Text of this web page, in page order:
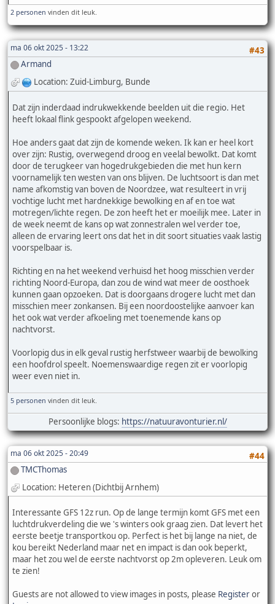
2 personen vinden dit leuk.
ma 06 okt 2025 - 13:22
#43
Armand
Location: Zuid-Limburg, Bunde
Dat zijn inderdaad indrukwekkende beelden uit die regio. Het
heeft lokaal flink gespookt afgelopen weekend.
Hoe anders gaat dat zijn de komende weken. Ik kan er heel kort
over zijn: Rustig, overwegend droog en veelal bewolkt. Dat komt
door de terugkeer van hogedrukgebieden die met hun kern
voornamelijk ten westen van ons blijven. De luchtsoort is dan met
name afkomstig van boven de Noordzee, wat resulteert in vrij
vochtige lucht met hardnekkige bewolking en af en toe wat
motregen/lichte regen. De zon heeft het er moeilijk mee. Later in
de week neemt de kans op wat zonnestralen wel verder toe,
alleen de ervaring leert ons dat het in dit soort situaties vaak lastig
voorspelbaar is.
Richting en na het weekend verhuisd het hoog misschien verder
richting Noord-Europa, dan zou de wind wat meer de oosthoek
kunnen gaan opzoeken. Dat is doorgaans drogere lucht met dan
misschien meer zonkansen. Bij een noordoostelijke aanvoer kan
het ook wat verder afkoeling met toenemende kans op
nachtvorst.
Voorlopig dus in elk geval rustig herfstweer waarbij de bewolking
een hoofdrol speelt. Noemenswaardige regen zit er voorlopig
weer even niet in.
5 personen vinden dit leuk.
Persoonlijke blogs: https://natuuravonturier.nl/
ma 06 okt 2025 - 20:49
#44
TMCThomas
Location: Heteren (Dichtbij Arnhem)
Interessante GFS 12z run. Op de lange termijn komt GFS met een
luchtdrukverdeling die we 's winters ook graag zien. Dat levert het
eerste beetje transportkou op. Perfect is het bij lange na niet, de
kou bereikt Nederland maar net en impact is dan ook beperkt,
maar het zou wel de eerste nachtvorst op 2m opleveren. Leuk om
te zien!
Guests are not allowed to view images in posts, please Registeror